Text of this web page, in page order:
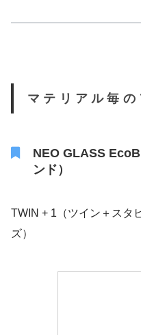
マテリアル毎の
NEO GLASS
ンド）
TWIN + 1（ツイン＋スタ
ズ）